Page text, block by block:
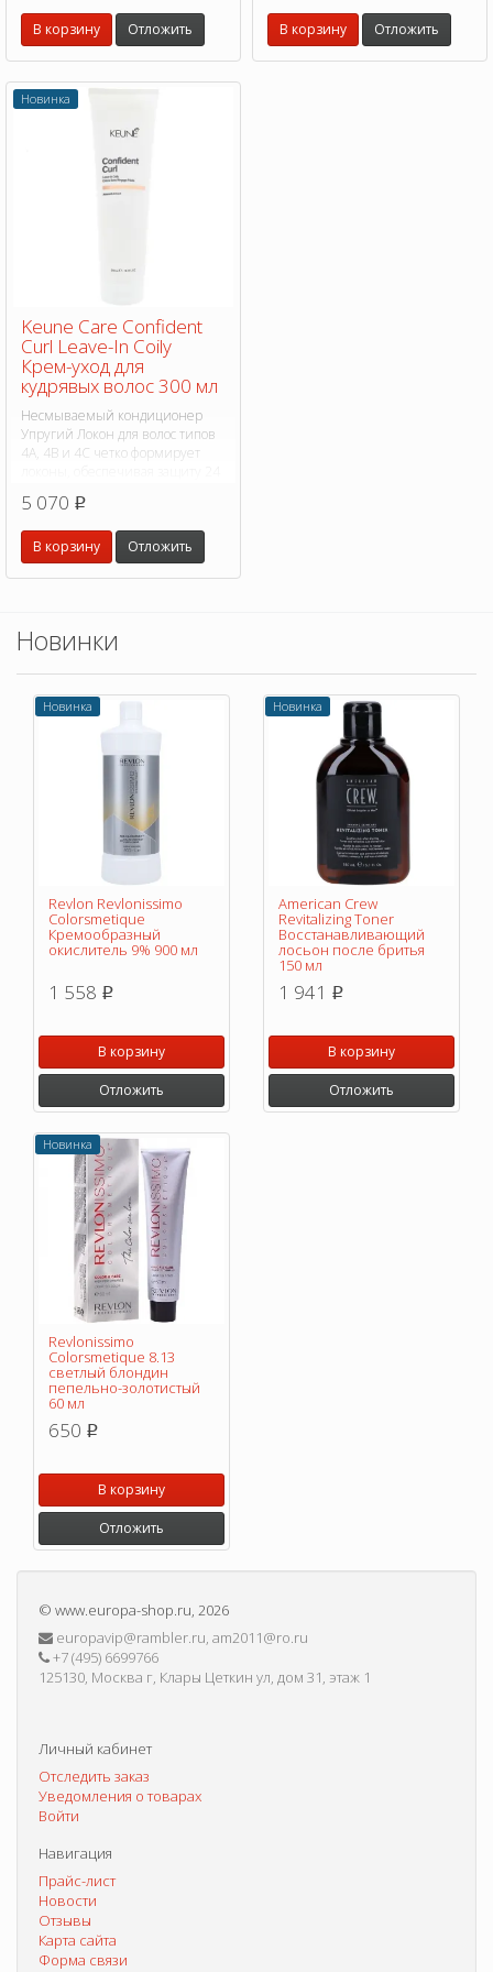
волосы до 230°C.
В корзину Отложить
Защищает волосы до 230°C.
В корзину Отложить
Новинка
Keune Care Confident
Curl Leave-In Coily
Крем-уход для
кудрявых волос 300 мл
Несмываемый кондиционер
Упругий Локон для волос типов
4A, 4B и 4C четко формирует
Защищает волосы до 230°C.
5 070 p
В корзину Отложить
Новинки
Новинка
Revlon Revlonissimo
Colorsmetique
Кремообразный
окислитель 9% 900 мл
1 558 p
В корзину
Отложить
Новинка
American Crew
Revitalizing Toner
Восстанавливающий
лосьон после бритья
150 мл
1 941 p
В корзину
Отложить
Новинка
Revlonissimo
Colorsmetique 8.13
светлый блондин
пепельно-золотистый
60 мл
650 p
В корзину
Отложить
© www.europa-shop.ru, 2026
europavip@rambler.ru, am2011@ro.ru
+7 (495) 6699766
125130, Москва г, Клары Цеткин ул, дом 31, этаж 1
Личный кабинет
Отследить заказ
Уведомления о товарах
Войти
Навигация
Прайс-лист
Новости
Отзывы
Карта сайта
Форма связи